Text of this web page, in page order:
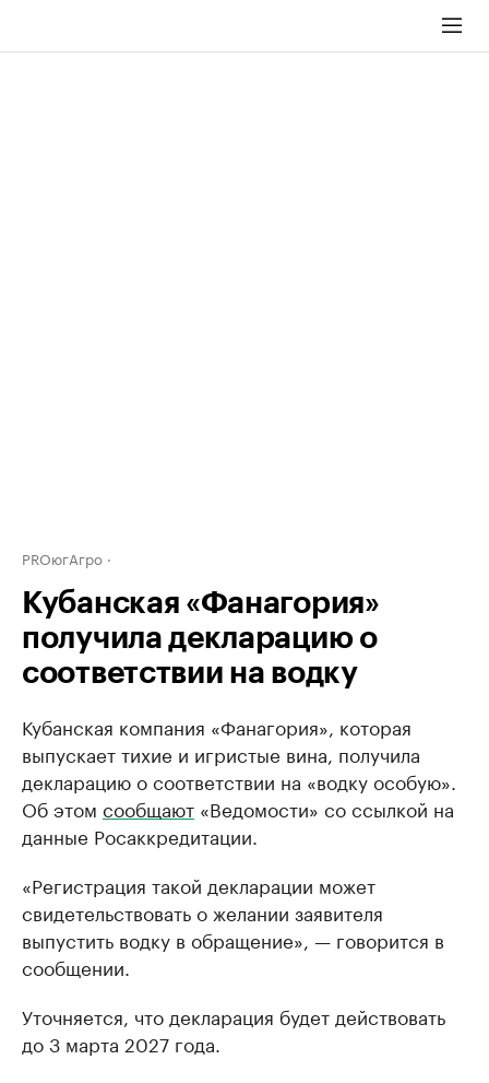
PROюгАгро
Кубанская «Фанагория»
получила декларацию о
соответствии на водку
Кубанская компания «Фанагория», которая
выпускает тихие и игристые вина, получила
декларацию о соответствии на «водку особую».
Об этом сообщают «Ведомости» со ссылкой на
данные Росаккредитации.
«Регистрация такой декларации может
свидетельствовать о желании заявителя
выпустить водку в обращение», — говорится в
сообщении.
Уточняется, что декларация будет действовать
до 3 марта 2027 года.